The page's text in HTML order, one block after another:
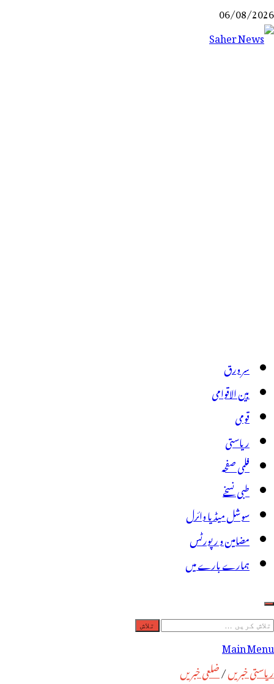
Skip
to
06/08/2026
سر ورق
بین الاقوامی
قومی
ریاستی
فلمی صفحہ
طبی نسخے
سوشل میڈیا وائرل
مضامین و رپورٹس
ہمارے بارے میں
تلاش
کریں
برائے:
Main Menu
ریاستی خبریں/ضلعی خبریں